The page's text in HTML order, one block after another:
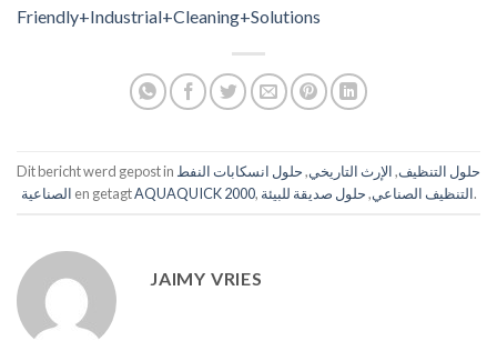
Friendly+Industrial+Cleaning+Solutions
Dit bericht werd gepost in حلول التنظيف,الإرث التاريخي,حلول انسكابات النفط
الصناعية en getagtAQUAQUICK 2000, التنظيف الصناعي,حلول صديقة للبيئة .
JAIMY VRIES